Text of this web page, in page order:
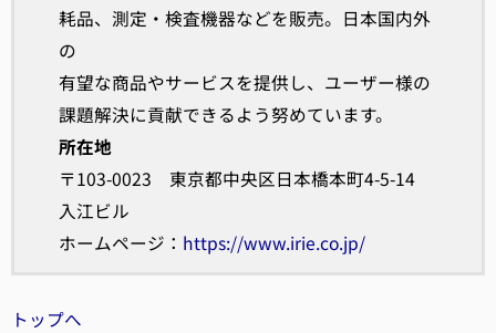
耗品、測定・検査機器などを販売。日本国内外
の
有望な商品やサービスを提供し、ユーザー様の
課題解決に貢献できるよう努めています。
所在地
〒103-0023 東京都中央区日本橋本町4-5-14
入江ビル
ホームページ： https://www.irie.co.jp/
トップへ